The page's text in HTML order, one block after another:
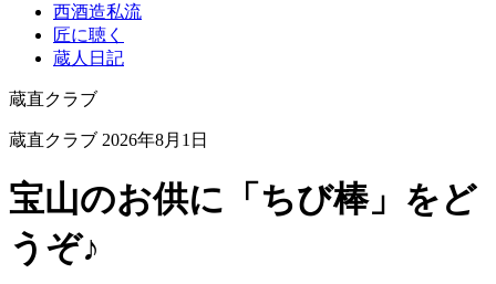
西酒造私流
匠に聴く
蔵人日記
蔵直クラブ
蔵直クラブ 2026年8月1日
宝山のお供に「ちび棒」をど
うぞ♪